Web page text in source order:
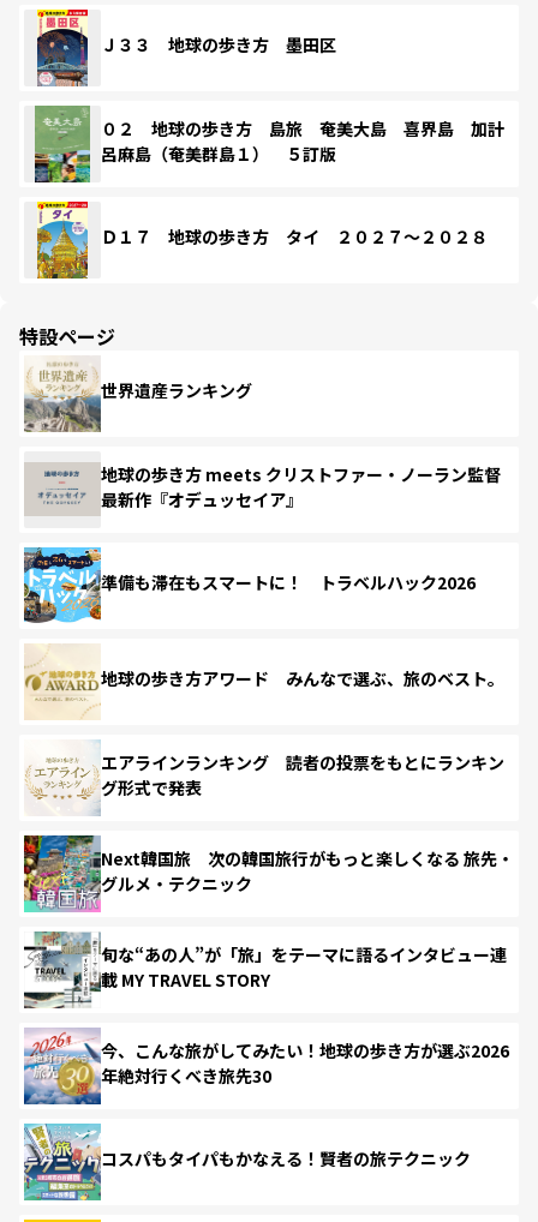
Ｊ３３ 地球の歩き方 墨田区
０２ 地球の歩き方 島旅 奄美大島 喜界島 加計
呂麻島（奄美群島１） ５訂版
Ｄ１７ 地球の歩き方 タイ ２０２７～２０２８
特設ページ
世界遺産ランキング
地球の歩き方 meets クリストファー・ノーラン監督
最新作『オデュッセイア』
準備も滞在もスマートに！ トラベルハック2026
地球の歩き方アワード みんなで選ぶ、旅のベスト。
エアラインランキング 読者の投票をもとにランキン
グ形式で発表
Next韓国旅 次の韓国旅行がもっと楽しくなる 旅先・
グルメ・テクニック
旬な“あの人”が「旅」をテーマに語るインタビュー連
載 MY TRAVEL STORY
今、こんな旅がしてみたい！地球の歩き方が選ぶ2026
年絶対行くべき旅先30
コスパもタイパもかなえる！賢者の旅テクニック